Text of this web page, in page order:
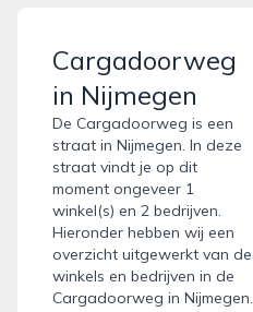
Cargadoorweg
in Nijmegen
De Cargadoorweg is een
straat in Nijmegen. In deze
straat vindt je op dit
moment ongeveer 1
winkel(s) en 2 bedrijven.
Hieronder hebben wij een
overzicht uitgewerkt van de
winkels en bedrijven in de
Cargadoorweg in Nijmegen.